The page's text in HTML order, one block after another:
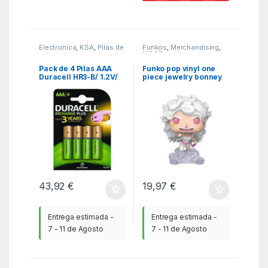
Electronica, KSA, Pilas de
Pack de 4 Pilas AAA
Duracell HR3-B/ 1.2V/
43,92€
Entrega estimada -
7 - 11 de Agosto
Funkos, Merchandising,
MGSR
Funko pop vinyl one
piece jewelry bonney
19,97€
Entrega estimada -
7 - 11 de Agosto